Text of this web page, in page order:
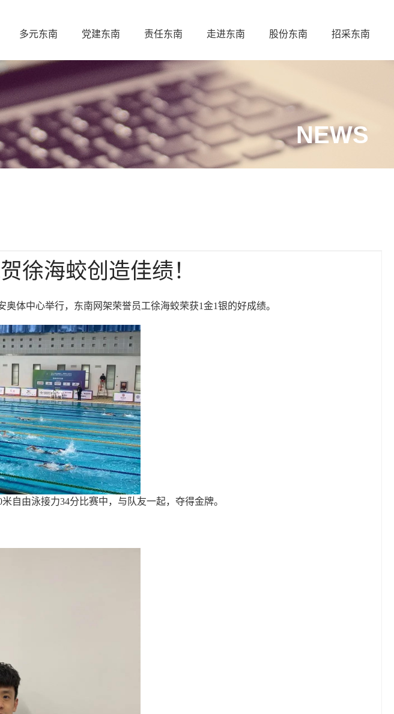
多元东南 党建东南 责任东南 走进东南 股份东南 招采东南
NEWS
徐海蛟创造佳绩！
体中心举行，东南网架荣誉员工徐海蛟荣获1金1银的好成绩。
自由泳接力34分比赛中，与队友一起，夺得金牌。